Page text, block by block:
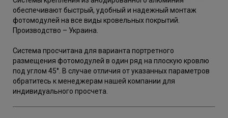
обеспечивают быстрый, удобный и надежный монтаж
фотомодулей на все виды кровельных покрытий.
Производство – Украина.
Система просчитана для варианта портретного
размещения фотомодулей в один ряд на плоскую кровлю
под углом 45°. В случае отличия от указанных параметров
обратитесь к менеджерам нашей компании для
индивидуального просчета.